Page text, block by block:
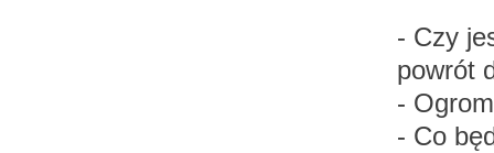
- Czy
powrót
-
- Co